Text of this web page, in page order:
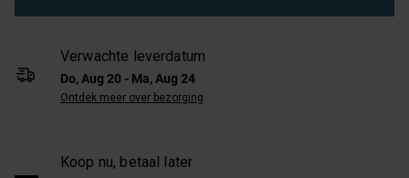
Verwachte leverdatum
Do, Aug 20 - Ma, Aug 24
Ontdek meer over bezorging
Koop nu, betaal later